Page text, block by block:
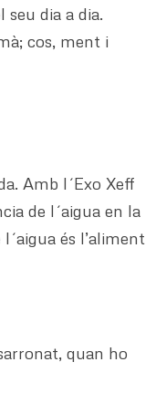
seu dia a dia.
cos, ment i
Amb l´Exo Xeff
de l´aigua en la
és l’aliment
quan ho